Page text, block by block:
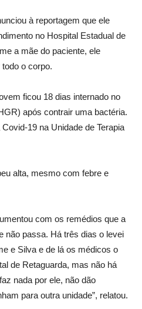
à reportagem que ele
no Hospital Estadual de
a mãe do paciente, ele
o corpo.
ficou 18 dias internado no
após contrair uma bactéria.
19 na Unidade de Terapia
alta, mesmo com febre e
com os remédios que a
não passa. Há três dias o levei
e Silva e de lá os médicos o
de Retaguarda, mas não há
nada por ele, não dão
para outra unidade”, relatou.